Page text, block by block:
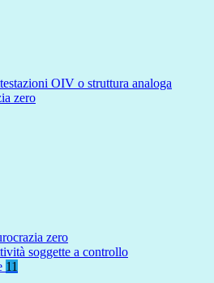
OIV o struttura analoga
zero
zero
soggette a controllo
11